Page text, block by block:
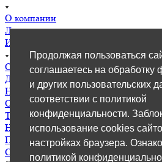
Продолжая пользоваться
соглашаетесь на обработку
и других пользовательских
соответствии с политикой
конфиденциальности.
использование cookies
настройках браузера.
политикой
О компании
Лицензии
Информация
О компании
Доставка
Новости
Отгрузки
Техническая информация
Наши клиенты
Политика конфиденциальности
Согласие с политикой